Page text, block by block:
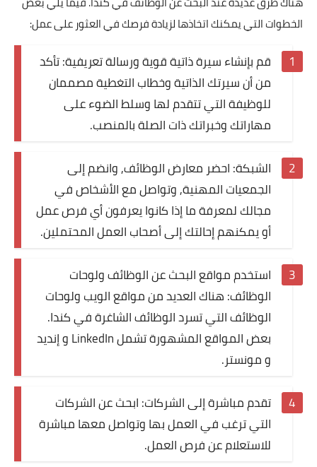
الخطوات التي يمكنك اتخاذها لزيادة فرصك في العثور على عمل:
قم بإنشاء سيرة ذاتية قوية ورسالة تعريفية: تأكد
من أن سيرتك الذاتية وخطاب التغطية مصممان
للوظيفة التي تتقدم لها وسلط الضوء على
مهاراتك وخبراتك ذات الصلة بالمنصب.
الشبكة: احضر معارض الوظائف, وانضم إلى
الجمعيات المهنية, وتواصل مع الأشخاص في
مجالك لمعرفة ما إذا كانوا يعرفون أي فرص عمل
أو يمكنهم إحالتك إلى أصحاب العمل المحتملين.
استخدم مواقع البحث عن الوظائف ولوحات
الوظائف: هناك العديد من مواقع الويب ولوحات
الوظائف التي تسرد الوظائف الشاغرة في كندا.
بعض المواقع المشهورة تشمل LinkedIn و إنديد
و مونستر.
تقدم مباشرة إلى الشركات: ابحث عن الشركات
التي ترغب في العمل بها وتواصل معها مباشرة
للاستعلام عن فرص العمل.